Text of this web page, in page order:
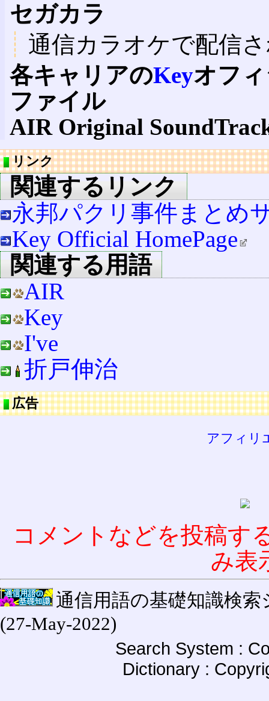
セガカラ
通信カラオケで配信
各キャリアのKeyオフ
ファイル
AIR Original
リンク
関連するリンク
永邦パクリ事件まとめ
Key Official HomePage
関連する用語
AIR
Key
I've
折戸伸治
広告
アフィリ
コメントなどを投稿す
み表
通信用語の基礎知識検索
(27-May-2022)
Search System :
Dictionary :